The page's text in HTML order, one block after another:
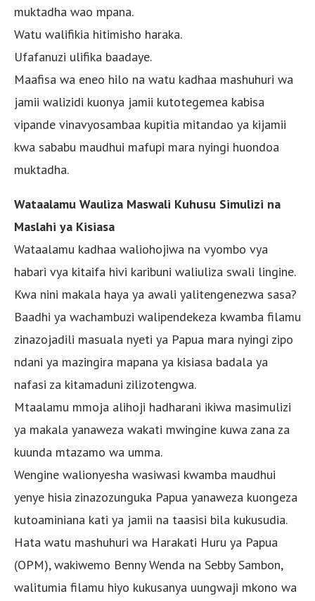
muktadha wao mpana.
Watu walifikia hitimisho haraka.
Ufafanuzi ulifika baadaye.
Maafisa wa eneo hilo na watu kadhaa mashuhuri wa
jamii walizidi kuonya jamii kutotegemea kabisa
vipande vinavyosambaa kupitia mitandao ya kijamii
kwa sababu maudhui mafupi mara nyingi huondoa
muktadha.
Wataalamu Wauliza Maswali Kuhusu Simulizi na
Maslahi ya Kisiasa
Wataalamu kadhaa waliohojiwa na vyombo vya
habari vya kitaifa hivi karibuni waliuliza swali lingine.
Kwa nini makala haya ya awali yalitengenezwa sasa?
Baadhi ya wachambuzi walipendekeza kwamba filamu
zinazojadili masuala nyeti ya Papua mara nyingi zipo
ndani ya mazingira mapana ya kisiasa badala ya
nafasi za kitamaduni zilizotengwa.
Mtaalamu mmoja alihoji hadharani ikiwa masimulizi
ya makala yanaweza wakati mwingine kuwa zana za
kuunda mtazamo wa umma.
Wengine walionyesha wasiwasi kwamba maudhui
yenye hisia zinazozunguka Papua yanaweza kuongeza
kutoaminiana kati ya jamii na taasisi bila kukusudia.
Hata watu mashuhuri wa Harakati Huru ya Papua
(OPM), wakiwemo Benny Wenda na Sebby Sambon,
walitumia filamu hiyo kukusanya uungwaji mkono wa